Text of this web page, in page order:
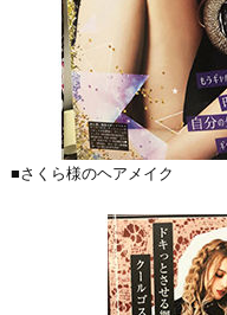
■さくら様のヘアメイク